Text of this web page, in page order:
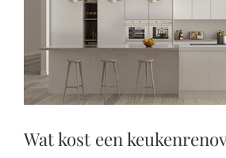
Wat kost een